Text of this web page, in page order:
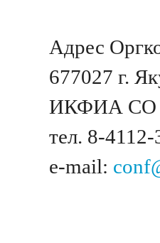
Адрес
677027 г.
ИКФИА СО
тел. 8-
e-mail: conf